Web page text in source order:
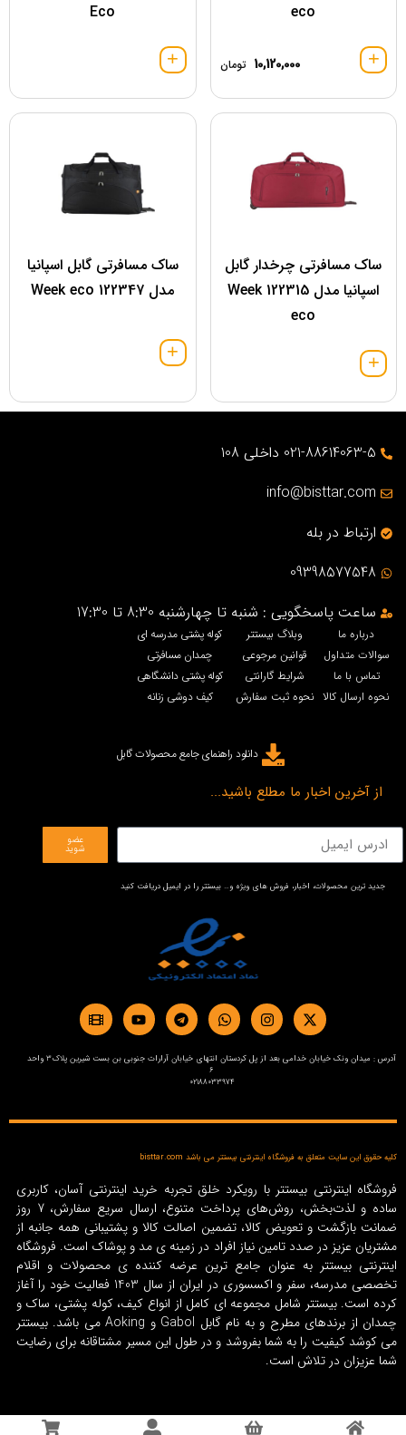
eco
10,120,000 تومان
Eco
ساک مسافرتی چرخدار گابل
اسپانیا مدل 122315 Week
eco
ساک مسافرتی گابل اسپانیا
مدل 122347 Week eco
021-88614063-5 داخلی 108
info@bisttar.com
ارتباط در بله
09398577548
ساعت پاسخگویی : شنبه تا چهارشنبه 8:30 تا 17:30
درباره ما
سوالات متداول
تماس با ما
نحوه ارسال کالا
وبلاگ بیستتر
قوانین مرجوعی
شرایط گارانتی
نحوه ثبت سفارش
کوله پشتی مدرسه ای
چمدان مسافرتی
کوله پشتی دانشگاهی
کیف دوشی زنانه
دانلود راهنمای جامع محصولات گابل
از آخرین اخبار ما مطلع باشید...
عضو
شوید
جدید ترین محصولات، اخبار، فروش های ویژه و… بیستتر را در ایمیل دریافت کنید
آدرس : میدان ونک خیابان خدامی بعد از پل کردستان انتهای خیابان آرارات جنوبی بن بست شیرین پلاک3 واحد
6
02188033974
کلیه حقوق این سایت متعلق به فروشگاه اینترنتی بیستتر می باشد bisttar.com
فروشگاه اینترنتی بیستتر با رویکرد خلق تجربه خرید اینترنتی آسان، کاربری
ساده و لذت‌بخش، روش‌های پرداخت متنوع، ارسال سریع سفارش، 7 روز
ضمانت بازگشت و تعویض کالا، تضمین اصالت کالا و پشتیبانی همه جانبه از
مشتریان عزیز در صدد تامین نیاز افراد در زمینه‌ ی مد و پوشاک است. فروشگاه
اینترنتی بیستتر به عنوان جامع ترین عرضه کننده ی محصولات و اقلام
تخصصی مدرسه، سفر و اکسسوری در ایران از سال 1403 فعالیت خود را آغاز
کرده است. بیستتر شامل مجموعه ای کامل از انواع کیف، کوله پشتی، ساک و
چمدان از برندهای مطرح و به نام گابل Gabol و Aoking می باشد. بیستتر
می کوشد کیفیت را به شما بفروشد و در طول این مسیر مشتاقانه برای رضایت
شما عزیزان در تلاش است.